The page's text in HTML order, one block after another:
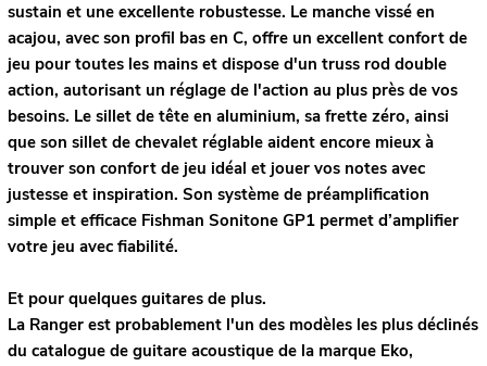
sustain et une excellente robustesse. Le manche vissé en
acajou, avec son profil bas en C, offre un excellent confort de
jeu pour toutes les mains et dispose d'un truss rod double
action, autorisant un réglage de l'action au plus près de vos
besoins. Le sillet de tête en aluminium, sa frette zéro, ainsi
que son sillet de chevalet réglable aident encore mieux à
trouver son confort de jeu idéal et jouer vos notes avec
justesse et inspiration. Son système de préamplification
simple et efficace Fishman Sonitone GP1 permet d’amplifier
votre jeu avec fiabilité.
Et pour quelques guitares de plus.
La Ranger est probablement l'un des modèles les plus déclinés
du catalogue de guitare acoustique de la marque Eko,